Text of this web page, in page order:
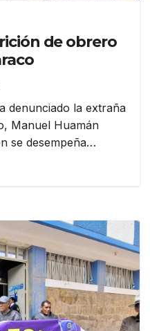
de obrero
denunciado la extraña
Manuel Huamán
se desempeña…